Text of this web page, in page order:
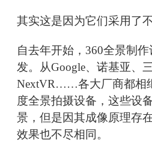
其实这是因为它们采用了
自去年开始，360全景制
发。从Google、诺基亚、
NextVR……各大厂商都相
度全景拍摄设备，这些设
景，但是因其成像原理存
效果也不尽相同。